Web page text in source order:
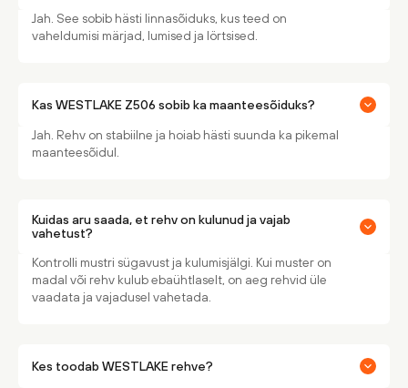
Jah. See sobib hästi linnasõiduks, kus teed on
vaheldumisi märjad, lumised ja lörtsised.
Kas WESTLAKE Z506 sobib ka maanteesõiduks?
Jah. Rehv on stabiilne ja hoiab hästi suunda ka pikemal
maanteesõidul.
Kuidas aru saada, et rehv on kulunud ja vajab
vahetust?
Kontrolli mustri sügavust ja kulumisjälgi. Kui muster on
madal või rehv kulub ebaühtlaselt, on aeg rehvid üle
vaadata ja vajadusel vahetada.
Kes toodab WESTLAKE rehve?